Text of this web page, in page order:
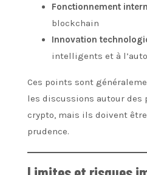
Fonctionnement
blockchain
Innovation
intelligents et à
Ces points sont
les discussions autour des
crypto, mais ils doivent
prudence.